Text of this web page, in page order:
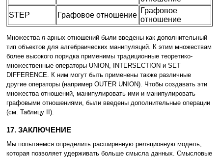
STEP
Графовое отношение
Графовое
отношение
Множества n-арных отношений были введены как дополнительный
тип объектов для алгебраических манипуляций. К этим множествам
более высокого порядка применимы традиционные теоретико-
множественные операторы UNION, INTERSECTION и SET
DIFFERENCE. К ним могут быть применены также различные
другие операторы (например OUTER UNION). Чтобы создавать эти
множества отношений, манипулировать ими и манипулировать
графовыми отношениями, были введены дополнительные операции
(см. Таблицу II).
17. ЗАКЛЮЧЕНИЕ
Мы попытаемся определить расширенную реляционную модель,
которая позволяет удерживать больше смысла данных. Смысловые